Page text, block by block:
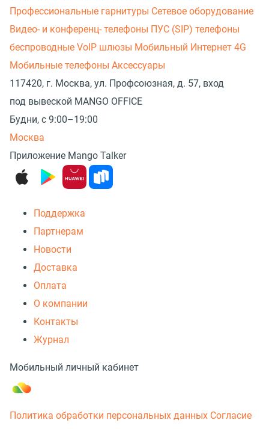
Профессиональные гарнитуры Сетевое оборудование
Видео- и конференц- телефоны ПУС (SIP) телефоны
беспроводные VoIP шлюзы Мобильный Интернет 4G
Мобильные телефоны Аксессуары
117420, г. Москва, ул. Профсоюзная, д. 57, вход
под вывеской MANGO OFFICE
Будни, с 9:00–19:00
Москва
Приложение Mango Talker
Поддержка
Партнерам
Новости
Доставка
Оплата
О компании
Контакты
Журнал
Мобильный личный кабинет
Политика обработки персональных данных Согласие